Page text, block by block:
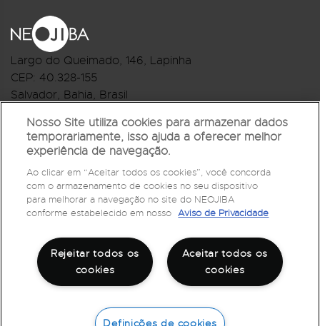
Largo do Queimado, 146, Lapinha
CEP: 40.328-155
Salvador, Bahia, Brasil
R.Monte Castelo Nº 62, Bairro Barbalho
CEP: 40.301-210
Salvador, Bahia, Brasil
Telefone:(71) 3032-1073
Nosso Site utiliza cookies para armazenar dados
temporariamente, isso ajuda a oferecer melhor
experiência de navegação.
Ao clicar em “Aceitar todos os cookies”, você concorda
com o armazenamento de cookies no seu dispositivo
para melhorar a navegação no site do NEOJIBA
conforme estabelecido em nosso Aviso de Privacidade
Aceitar todos os
cookies
Rejeitar todos os
cookies
Definições de cookies